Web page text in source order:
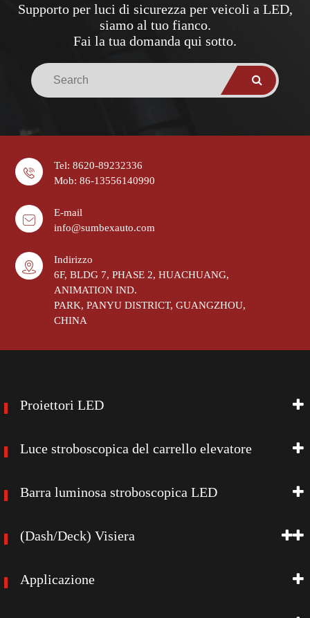
Supporto per luci di sicurezza per veicoli a LED,
siamo al tuo fianco.
Fai la tua domanda qui sotto.
Tel: 8620-89232336
Mob: 86-13556140990
E-mail
info@sumbexauto.com
Indirizzo
6F, BLDG 7, PHASE 2, HUACHUANG,
ANIMATION IND.
PARK, PANYU DISTRICT, GUANGZHOU,
CHINA
Proiettori LED
Luce stroboscopica del carrello elevatore
Barra luminosa stroboscopica LED
(Dash/Deck) Visiera
Applicazione